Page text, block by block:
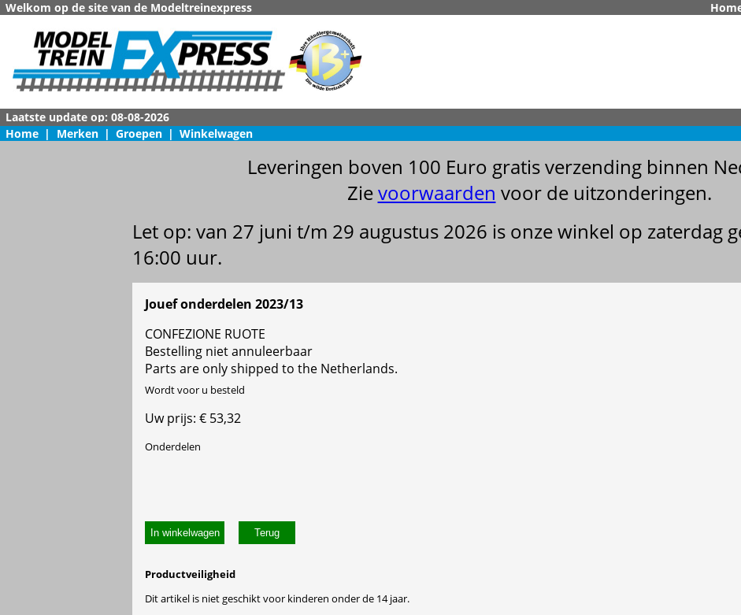
Welkom op de site van de Modeltreinexpress
Home | Merken | Groepen | Winkelwagen
Leveringen boven 100 Euro gratis verzending binnen
Zievoorwaarden voor de uitzonderingen.
Let op: van 27 juni t/m 29 augustus 2026 is onze winkel op zaterdag
16:00 uur.
Jouef onderdelen 2023/13
CONFEZIONE RUOTE
Bestelling niet annuleerbaar
Parts are only shipped to the Netherlands.
Wordt voor u besteld
Uw prijs: € 53,32
Onderdelen
In winkelwagen
Productveiligheid
Dit artikel is niet geschikt voor kinderen onder de 14 jaar.